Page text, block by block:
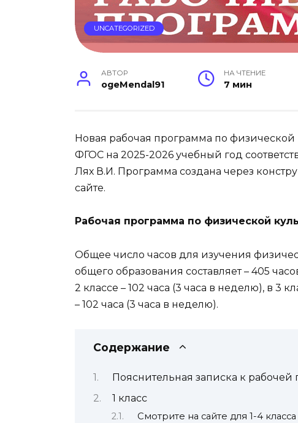
UNCATEGORIZED
АВТОР
ogeMendal91
НА ЧТЕНИЕ
7 мин
Новая рабочая программа по физической
ФГОС на 2025-2026 учебный год
Лях В.И. Программа создана через
сайте.
Рабочая программа по физической
Общее число часов для изучения
общего образования составляет – 405
2 классе – 102 часа (3 часа в неделю), в 3
– 102 часа (3 часа в неделю).
Содержание
Пояснительная записка к рабочей
1 класс
Смотрите на сайте для 1-4 класса